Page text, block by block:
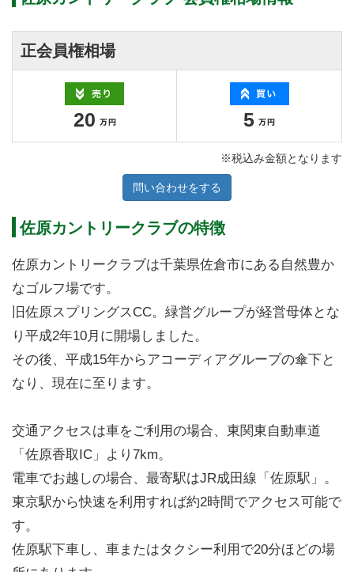
正会員権相場
20 5
※税込み金額となります
問い合わせをする
佐原カントリークラブの特徴
佐原カントリークラブは千葉県佐倉市にある自然豊か
なゴルフ場です。
旧佐原スプリングスCC。緑営グループが経営母体とな
り平成2年10月に開場しました。
その後、平成15年からアコーディアグループの傘下と
なり、現在に至ります。
交通アクセスは車をご利用の場合、東関東自動車道
「佐原香取IC」より7km。
電車でお越しの場合、最寄駅はJR成田線「佐原駅」。
東京駅から快速を利用すれば約2時間でアクセス可能で
す。
佐原駅下車し、車またはタクシー利用で20分ほどの場